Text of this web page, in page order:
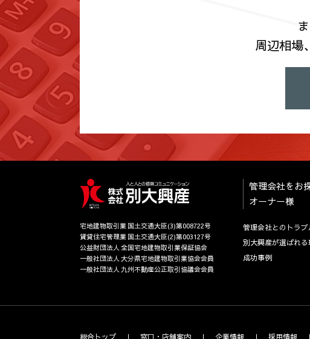
周辺相場
宅地建物取引業 国土交通大臣(3)第008722号
賃貸住宅管理業 国土交通大臣(2)第003127号
公益財団法人 全国宅地建物取引業保証協会
一般社団法人 大分県宅地建物取引業協会会員
一般社団法人 九州不動産公正取引協議会会員
管理会社をお
オーナー様
管理会社とのトラブ
別大興産が選ばれる
成功事例
総合トップ 窓口・店舗案内 企業情報 採用情報